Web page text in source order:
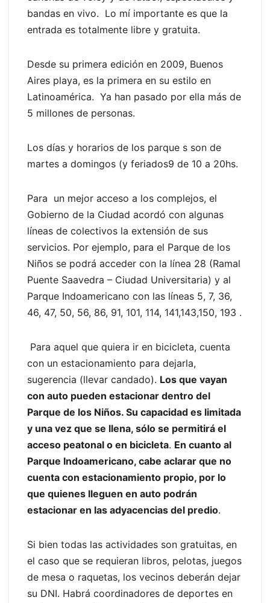
bandas en vivo. Lo mí importante es que la
entrada es totalmente libre y gratuita.
Desde su primera edición en 2009, Buenos
Aires playa, es la primera en su estilo en
Latinoamérica. Ya han pasado por ella más de
5 millones de personas.
Los días y horarios de los parque s son de
martes a domingos (y feriados9 de 10 a 20hs.
Para un mejor acceso a los complejos, el
Gobierno de la Ciudad acordó con algunas
líneas de colectivos la extensión de sus
servicios. Por ejemplo, para el Parque de los
Niños se podrá acceder con la línea 28 (Ramal
Puente Saavedra – Ciudad Universitaria) y al
Parque Indoamericano con las líneas 5, 7, 36,
46, 47, 50, 56, 86, 91, 101, 114, 141,143,150, 193 .
Para aquel que quiera ir en bicicleta, cuenta
con un estacionamiento para dejarla,
sugerencia (llevar candado). Los que vayan
con auto pueden estacionar dentro del
Parque de los Niños. Su capacidad es limitada
y una vez que se llena, sólo se permitirá el
acceso peatonal o en bicicleta. En cuanto al
Parque Indoamericano, cabe aclarar que no
cuenta con estacionamiento propio, por lo
que quienes lleguen en auto podrán
estacionar en las adyacencias del predio.
Si bien todas las actividades son gratuitas, en
el caso que se requieran libros, pelotas, juegos
de mesa o raquetas, los vecinos deberán dejar
su DNI. Habrá coordinadores de deportes en